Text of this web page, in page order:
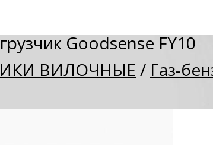
Goodsense FY10
ВИЛОЧНЫЕ / Газ-